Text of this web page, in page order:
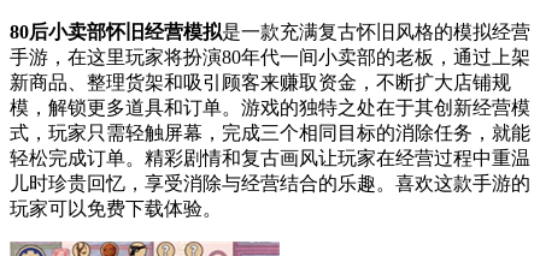
80后小卖部怀旧经营模拟是一款充满复古怀旧风格的模拟经营
手游，在这里玩家将扮演80年代一间小卖部的老板，通过上架
新商品、整理货架和吸引顾客来赚取资金，不断扩大店铺规
模，解锁更多道具和订单。游戏的独特之处在于其创新经营模
式，玩家只需轻触屏幕，完成三个相同目标的消除任务，就能
轻松完成订单。精彩剧情和复古画风让玩家在经营过程中重温
儿时珍贵回忆，享受消除与经营结合的乐趣。喜欢这款手游的
玩家可以免费下载体验。